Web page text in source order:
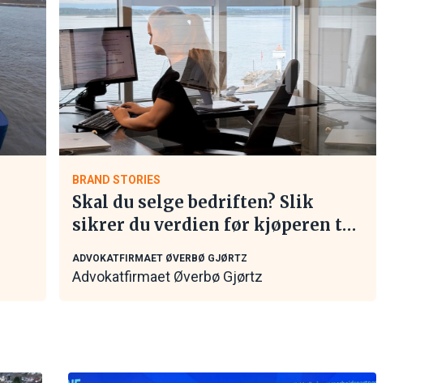
BRAND STORIES
Skal du selge bedriften? Slik
sikrer du verdien før kjøperen tar
ADVOKATFIRMAET ØVERBØ GJØRTZ
Advokatfirmaet Øverbø Gjørtz